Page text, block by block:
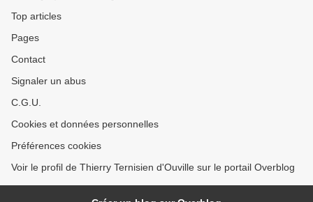
Top articles
Pages
Contact
Signaler un abus
C.G.U.
Cookies et données personnelles
Préférences cookies
Voir le profil de Thierry Ternisien d'Ouville sur le portail Overblog